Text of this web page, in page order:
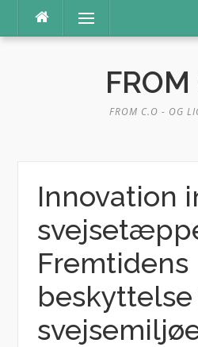
indhold
Menu
FROM
FROM C.O - OG
Innovation
Fremtidens